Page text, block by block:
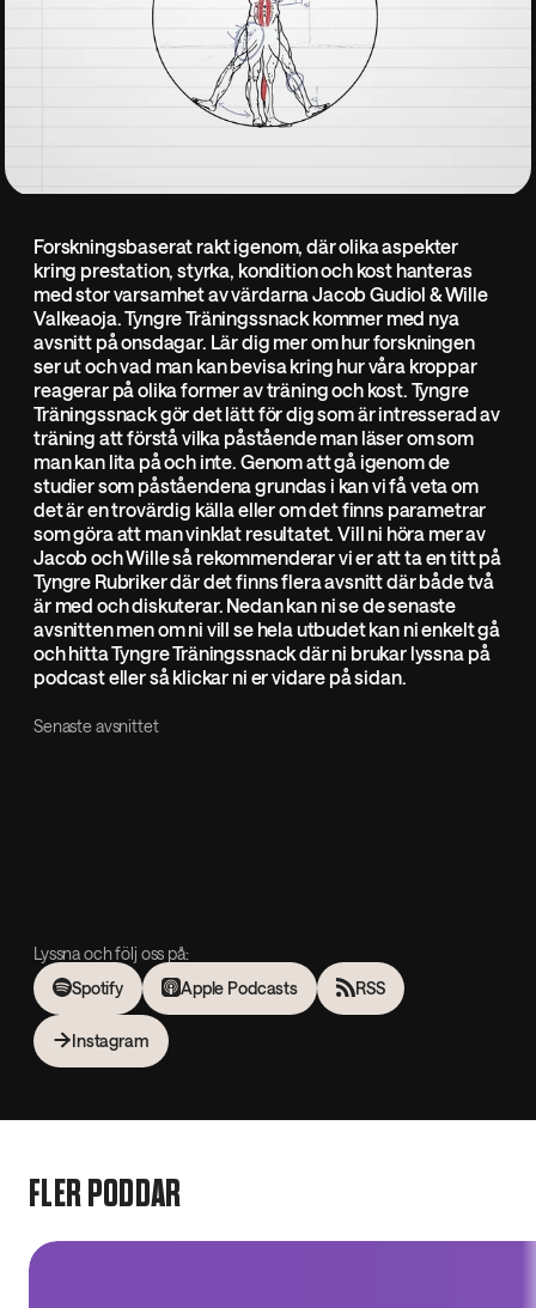
Forskningsbaserat rakt igenom, där olika aspekter
kring prestation, styrka, kondition och kost hanteras
med stor varsamhet av värdarna Jacob Gudiol & Wille
Valkeaoja. Tyngre Träningssnack kommer med nya
avsnitt på onsdagar. Lär dig mer om hur forskningen
ser ut och vad man kan bevisa kring hur våra kroppar
reagerar på olika former av träning och kost. Tyngre
Träningssnack gör det lätt för dig som är intresserad av
träning att förstå vilka påstående man läser om som
man kan lita på och inte. Genom att gå igenom de
studier som påståendena grundas i kan vi få veta om
det är en trovärdig källa eller om det finns parametrar
som göra att man vinklat resultatet. Vill ni höra mer av
Jacob och Wille så rekommenderar vi er att ta en titt på
Tyngre Rubriker där det finns flera avsnitt där både två
är med och diskuterar. Nedan kan ni se de senaste
avsnitten men om ni vill se hela utbudet kan ni enkelt gå
och hitta Tyngre Träningssnack där ni brukar lyssna på
podcast eller så klickar ni er vidare på sidan.
Senaste avsnittet
Lyssna och följ oss på:
Spotify
Apple Podcasts RSS
Instagram
FLER PODDAR